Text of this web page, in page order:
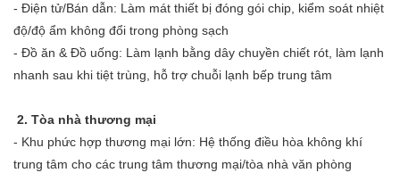
- Điện tử/Bán dẫn: Làm mát thiết bị đóng gói chip, kiểm soát nhiệt
độ/độ ẩm không đổi trong phòng sạch
- Đồ ăn & Đồ uống: Làm lạnh bằng dây chuyền chiết rót, làm lạnh
nhanh sau khi tiệt trùng, hỗ trợ chuỗi lạnh bếp trung tâm
2. Tòa nhà thương mại
- Khu phức hợp thương mại lớn: Hệ thống điều hòa không khí
trung tâm cho các trung tâm thương mại/tòa nhà văn phòng